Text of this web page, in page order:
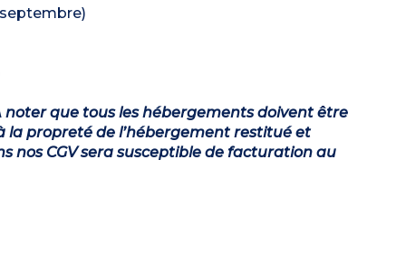
noter que tous les hébergements doivent être
propreté de l’hébergement restitué et
nos CGV sera susceptible de facturation au